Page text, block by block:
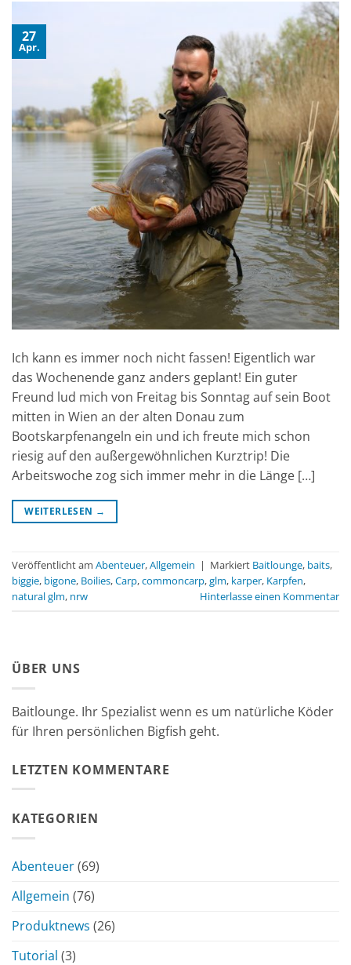
27
Apr.
Ich kann es immer noch nicht fassen! Eigentlich war
das Wochenende ganz anders geplant! Ein guter
Freund lud mich von Freitag bis Sonntag auf sein Boot
mitten in Wien an der alten Donau zum
Bootskarpfenangeln ein und ich freute mich schon
riesig auf den außergewöhnlichen Kurztrip! Die
Arbeitswoche zog sich immer mehr in die Länge […]
WEITERLESEN →
Veröffentlicht am Abenteuer,Allgemein | Markiert Baitlounge, baits,
biggie, bigone, Boilies,Carp,commoncarp,glm, karper, Karpfen,
natural glm, nrw Hinterlasse einen Kommentar
ÜBER UNS
Baitlounge. Ihr Spezialist wenn es um natürliche Köder
für Ihren persönlichen Bigfish geht.
LETZTEN KOMMENTARE
KATEGORIEN
Abenteuer(69)
Allgemein (76)
Produktnews (26)
Tutorial (3)